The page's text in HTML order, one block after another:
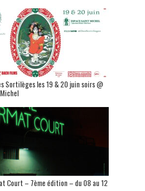
Sortilèges les 19 & 20 juin soirs @
Court – 7ème édition – du 08 au 12